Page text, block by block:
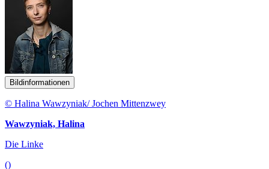
Bildinformationen
© Halina Wawzyniak/ Jochen Mittenzwey
Wawzyniak, Halina
Die Linke
()